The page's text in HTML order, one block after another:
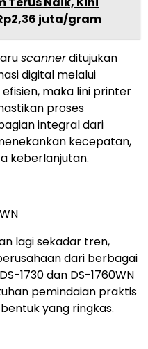
juta/gram
scannerditujukan
digital melalui
maka lini printer
proses
integral dari
kecepatan,
keberlanjutan.
lagi sekadar tren,
dari berbagai
1730 dan DS-1760WN
pemindaian praktis
yang ringkas.